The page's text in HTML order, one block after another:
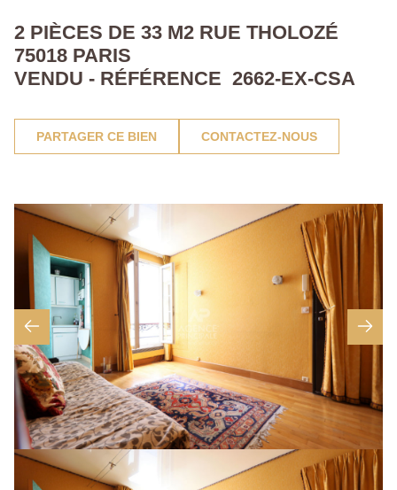
2 PIÈCES DE 33 M2 RUE THOLOZÉ
75018 PARIS
VENDU - RÉFÉRENCE 2662-EX-CSA
PARTAGER CE BIEN CONTACTEZ-NOUS